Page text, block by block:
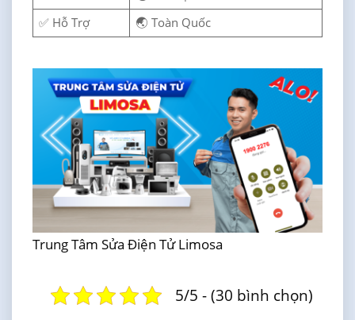
✅ Hỗ Trợ
🌏 Toàn Quốc
Trung Tâm Sửa Điện Tử Limosa
5/5 - (30 bình chọn)